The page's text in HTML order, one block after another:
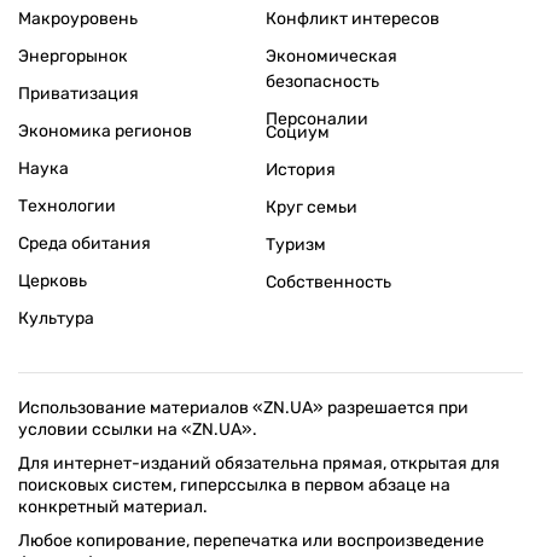
Макроуровень
Энергорынок
Приватизация
Экономика регионов
Конфликт интересов
Экономическая
безопасность
Персоналии
Наука
Технологии
Среда обитания
Церковь
Культура
Социум
История
Круг семьи
Туризм
Собственность
Использование материалов «ZN.UA» разрешается при
условии ссылки на «ZN.UA».
Для интернет-изданий обязательна прямая, открытая для
поисковых систем, гиперссылка в первом абзаце на
конкретный материал.
Любое копирование, перепечатка или воспроизведение